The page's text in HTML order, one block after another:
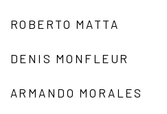
ROBERTO MATTA
DENIS MONFLEUR
ARMANDO MORALES